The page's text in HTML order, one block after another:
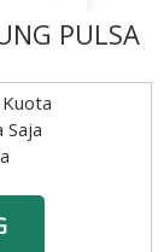
PULSA
Saja